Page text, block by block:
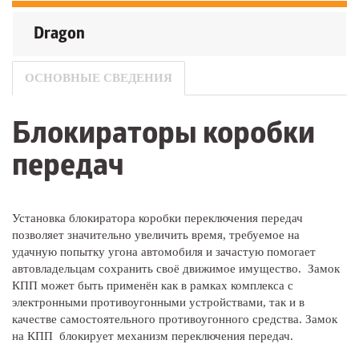
Dragon
ОСНОВНЫЕ СВЕДЕНИЯ
Блокираторы коробки
передач
Установка блокиратора коробки переключения передач
позволяет значительно увеличить время, требуемое на
удачную попытку угона автомобиля и зачастую помогает
автовладельцам сохранить своё движимое имущество. Замок
КПП может быть применён как в рамках комплекса с
электронными противоугонными устройствами, так и в
качестве самостоятельного противоугонного средства. Замок
на КПП блокирует механизм переключения передач.